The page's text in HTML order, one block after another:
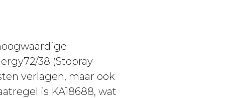
38 (Stopray
verlagen, maar ook
is KA18688, wat